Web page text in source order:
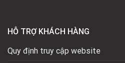
HỖ TRỢ KHÁCH HÀNG
Quy định truy cập website